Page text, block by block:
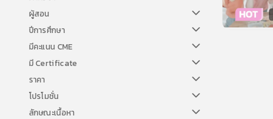
ผู้สอน
ปีการศึกษา
มีคะแนน CME
มี Certificate
ราคา
โปรโมชั่น
ลักษณะเนื้อหา